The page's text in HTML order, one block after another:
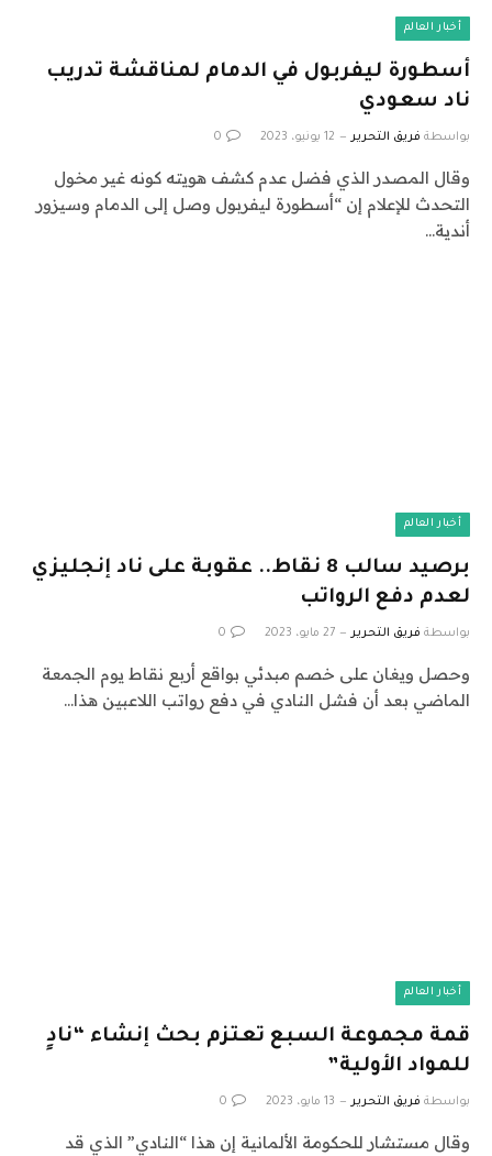
أخبار العالم
أسطورة ليفربول في الدمام لمناقشة تدريب
ناد سعودي
بواسطة فريق التحرير 12 يونيو، 2023 0
وقال المصدر الذي فضل عدم كشف هويته كونه غير مخول
التحدث للإعلام إن “أسطورة ليفربول وصل إلى الدمام وسيزور
أندية…
أخبار العالم
برصيد سالب 8 نقاط.. عقوبة على ناد إنجليزي
لعدم دفع الرواتب
بواسطة فريق التحرير 27 مايو، 2023 0
وحصل ويغان على خصم مبدئي بواقع أربع نقاط يوم الجمعة
الماضي بعد أن فشل النادي في دفع رواتب اللاعبين هذا…
أخبار العالم
قمة مجموعة السبع تعتزم بحث إنشاء “نادٍ
للمواد الأولية”
بواسطة فريق التحرير 13 مايو، 2023 0
وقال مستشار للحكومة الألمانية إن هذا “النادي” الذي قد